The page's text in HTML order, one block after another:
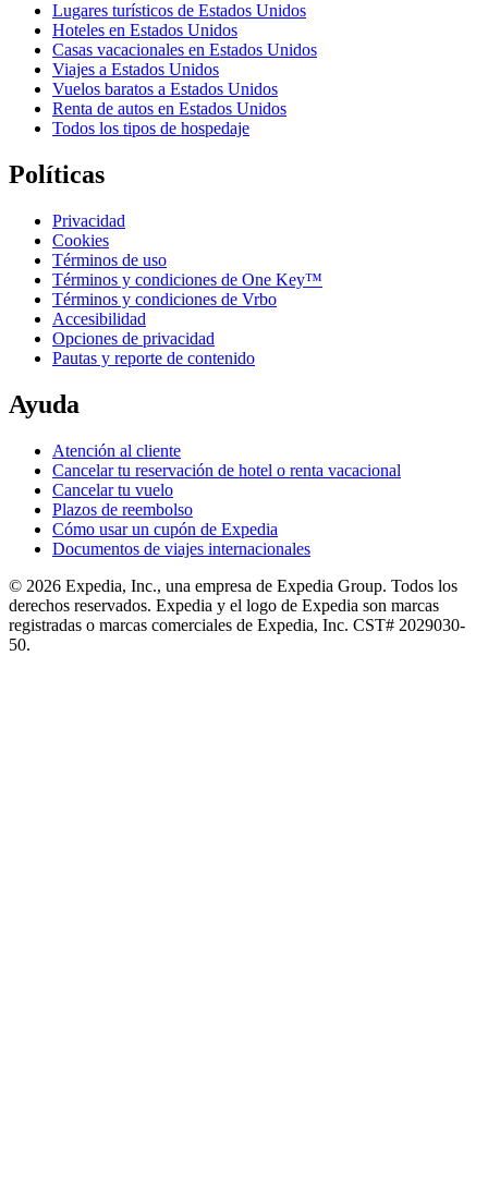
Lugares turísticos de Estados Unidos
Hoteles en Estados Unidos
Casas vacacionales en Estados Unidos
Viajes a Estados Unidos
Vuelos baratos a Estados Unidos
Renta de autos en Estados Unidos
Todos los tipos de hospedaje
Políticas
Privacidad
Cookies
Términos de uso
Términos y condiciones de One Key™
Términos y condiciones de Vrbo
Accesibilidad
Opciones de privacidad
Pautas y reporte de contenido
Ayuda
Atención al cliente
Cancelar tu reservación de hotel o renta vacacional
Cancelar tu vuelo
Plazos de reembolso
Cómo usar un cupón de Expedia
Documentos de viajes internacionales
© 2026 Expedia, Inc., una empresa de Expedia Group. Todos los
derechos reservados. Expedia y el logo de Expedia son marcas
registradas o marcas comerciales de Expedia, Inc. CST# 2029030-
50.